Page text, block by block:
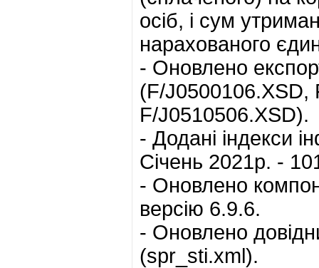
осіб, і сум
нарахованого
- Оновлено
(F/J0500106.XSD,
F/J0510506.XSD).
- Додані індекси
Січень 2021р. -
- Оновлено
версію 6.9.6.
- Оновлено
(spr_sti.xml).